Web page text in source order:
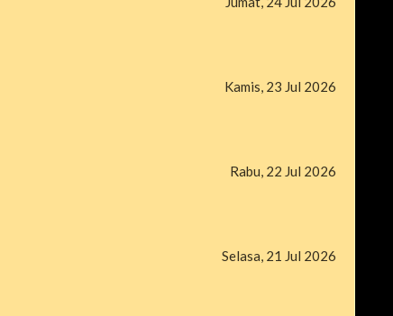
Kamis, 23 Jul 2026
Rabu, 22 Jul 2026
Selasa, 21 Jul 2026